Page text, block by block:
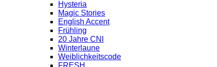
Hysteria
Magic Stories
English Accent
Frühling
20 Jahre CNI
Winterlaune
Weiblichkeitscode
FRESH